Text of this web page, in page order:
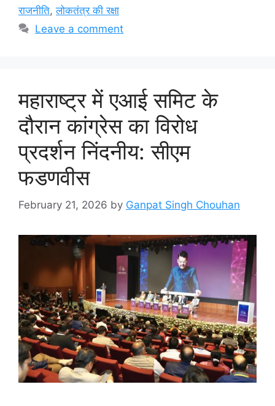
राजनीति,लोकतंत्र की रक्षा
Leave a comment
महाराष्ट्र में एआई समिट के
दौरान कांग्रेस का विरोध
प्रदर्शन निंदनीय: सीएम
फडणवीस
February 21, 2026 by Ganpat Singh Chouhan